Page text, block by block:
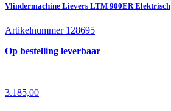
Vlindermachine Lievers LTM 900ER Elektrisch
Artikelnummer 128695
Op bestelling leverbaar
3.185,00